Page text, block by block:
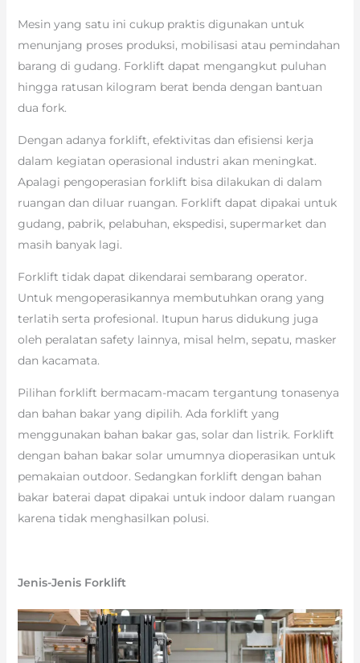
Mesin yang satu ini cukup praktis digunakan untuk
menunjang proses produksi, mobilisasi atau pemindahan
barang di gudang. Forklift dapat mengangkut puluhan
hingga ratusan kilogram berat benda dengan bantuan
dua fork.
Dengan adanya forklift, efektivitas dan efisiensi kerja
dalam kegiatan operasional industri akan meningkat.
Apalagi pengoperasian forklift bisa dilakukan di dalam
ruangan dan diluar ruangan. Forklift dapat dipakai untuk
gudang, pabrik, pelabuhan, ekspedisi, supermarket dan
masih banyak lagi.
Forklift tidak dapat dikendarai sembarang operator.
Untuk mengoperasikannya membutuhkan orang yang
terlatih serta profesional. Itupun harus didukung juga
oleh peralatan safety lainnya, misal helm, sepatu, masker
dan kacamata.
Pilihan forklift bermacam-macam tergantung tonasenya
dan bahan bakar yang dipilih. Ada forklift yang
menggunakan bahan bakar gas, solar dan listrik. Forklift
dengan bahan bakar solar umumnya dioperasikan untuk
pemakaian outdoor. Sedangkan forklift dengan bahan
bakar baterai dapat dipakai untuk indoor dalam ruangan
karena tidak menghasilkan polusi.
Jenis-Jenis Forklift